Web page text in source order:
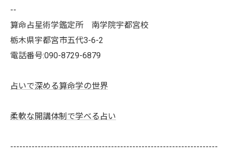
--
算命占星術学鑑定所 南学院宇都宮校
栃木県宇都宮市五代3-6-2
電話番号:090-8729-6879
占いで深める算命学の世界
柔軟な開講体制で学べる占い
--------------------------------------------------------------------